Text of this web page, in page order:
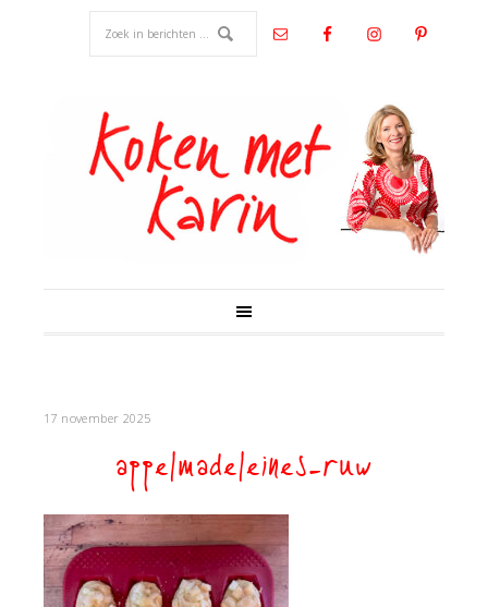
17 november 2025
appelmadeleines-ruw